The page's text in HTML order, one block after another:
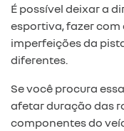
É possível deixar a
esportiva, fazer com
imperfeições da
diferentes.
Se você procura
afetar duração das
componentes do